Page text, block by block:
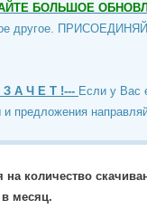
БОЛЬШОЕ
другое.
А Ч Е Т !--- Если у Вас
предложения
на количество
месяц.